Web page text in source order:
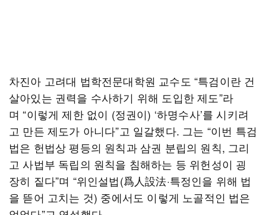
차진아 고려대 법학전문대학원 교수도 “특검이란 건
살아있는 권력을 수사하기 위해 도입한 제도”라
며 “이렇게 제한 없이 (정권이) ‘하명수사’를 시키려
고 만든 제도가 아니다”고 일갈했다. 그는 “이번 특검
법은 헌법상 평등의 원칙과 삼권 분립의 원칙, 그리
고 사법부 독립의 원칙을 침해하는 등 위헌성이 굉
장히 짙다”며 “위인설법(爲人設法·특정인을 위해 법
을 뜯어 고치는 것) 중에서도 이렇게 노골적인 법은